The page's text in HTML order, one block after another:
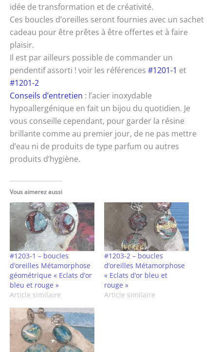
idée de transformation et de créativité.
Ces boucles d’oreilles seront fournies avec un sachet
cadeau pour être prêtes à être offertes et à faire
plaisir.
Il est par ailleurs possible de commander un
pendentif assorti ! voir les références #1201-1 et
#1201-2
Conseils d’entretien : l’acier inoxydable
hypoallergénique en fait un bijou du quotidien. Je
vous conseille cependant, pour garder la résine
brillante comme au premier jour, de ne pas mettre
d’eau ni de produits de type parfum ou autres
produits d’hygiène.
Vous aimerez aussi
#1203-1 – boucles
d’oreilles Métamorphose
géométrique « Eclats d’or
bleu et rouge »
Article similaire
#1203-2 – boucles
d’oreilles Métamorphose
« Eclats d’or bleu et
rouge »
Article similaire